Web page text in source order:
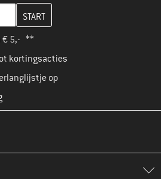
maak in de volgende stap je
€ 5,- **
kortingsacties
op